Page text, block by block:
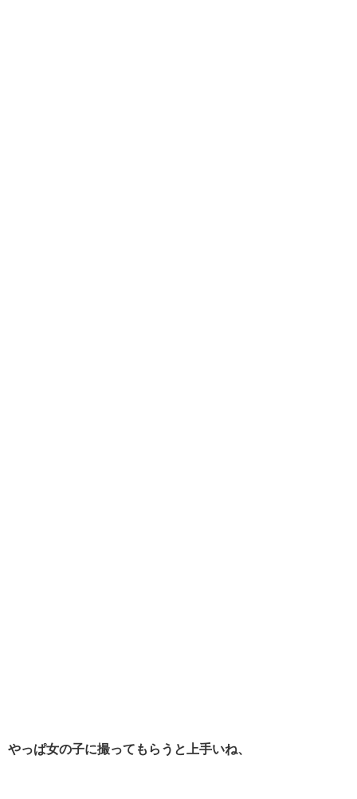
やっぱ女の子に撮ってもらうと上手いね、